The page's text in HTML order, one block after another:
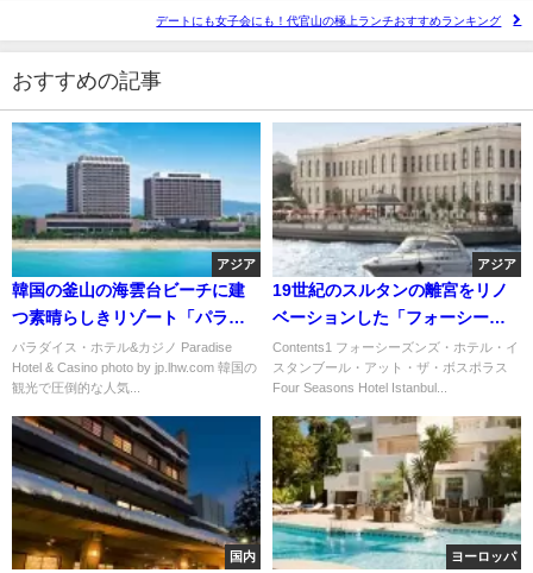
デートにも女子会にも！代官山の極上ランチおすすめランキング
おすすめの記事
アジア
韓国の釜山の海雲台ビーチに建
つ素晴らしきリゾート「パラダ
イス・ホテル&カジノ」
パラダイス・ホテル&カジノ Paradise
Hotel & Casino photo by jp.lhw.com 韓国の
観光で圧倒的な人気...
アジア
19世紀のスルタンの離宮をリノ
ベーションした「フォーシーズ
ンズ・ホテル・イスタンブー
ル・アット・ザ・ボスポラス」
Contents1 フォーシーズンズ・ホテル・イ
スタンブール・アット・ザ・ボスポラス
Four Seasons Hotel Istanbul...
国内 ヨーロッパ